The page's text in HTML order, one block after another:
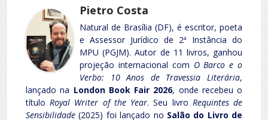
Pietro Costa
Natural de Brasília (DF), é escritor, poeta
e Assessor Jurídico de 2ª Instância do
MPU (PGJM). Autor de 11 livros, ganhou
projeção internacional com O Barco e o
Verbo: 10 Anos de Travessia Literária,
lançado na London Book Fair 2026, onde recebeu o
títuloRoyal Writer of the Year. Seu livro Requintes de
Sensibilidade (2025) foi lançado no Salão do Livro de